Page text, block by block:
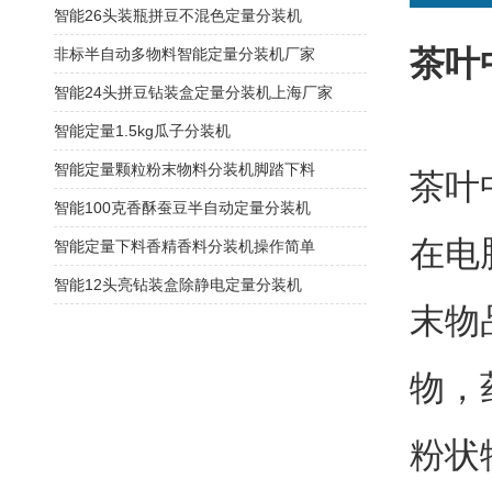
茶叶
茶叶
在电
末物
物，
粉状
智能26头装瓶拼豆不混色定量分装机
非标半自动多物料智能定量分装机厂家
智能24头拼豆钻装盒定量分装机上海厂家
智能定量1.5kg瓜子分装机
智能定量颗粒粉末物料分装机脚踏下料
智能100克香酥蚕豆半自动定量分装机
智能定量下料香精香料分装机操作简单
智能12头亮钻装盒除静电定量分装机